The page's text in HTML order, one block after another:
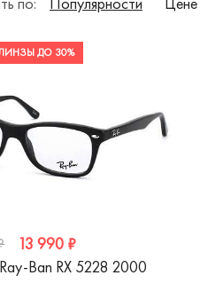
ДО 30%
13 990 ₽
Ban RX 5228 2000